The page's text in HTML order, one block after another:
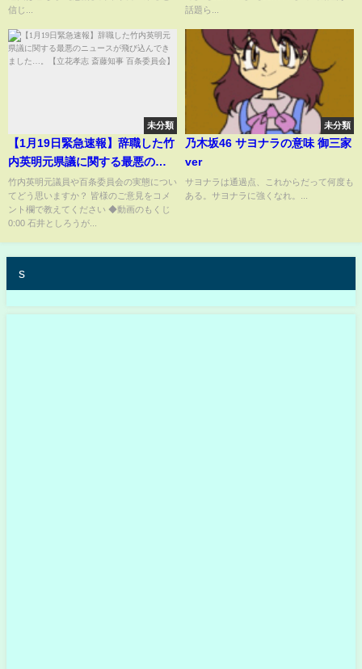
ー
信じ...
話題ら...
未分類
【1月19日緊急速報】辞職した竹
内英明元県議に関する最悪のニ
ュースが飛び込んできまし
た…。【立花孝志 斎藤知事 百条
委員会】
竹内英明元議員や百条委員会の実態につい
てどう思いますか？ 皆様のご意見をコメ
ント欄で教えてください ◆動画のもくじ
0:00 石井としろうが...
未分類
乃木坂46 サヨナラの意味 御三家
ver
サヨナラは通過点、これからだって何度も
ある。サヨナラに強くなれ。...
s